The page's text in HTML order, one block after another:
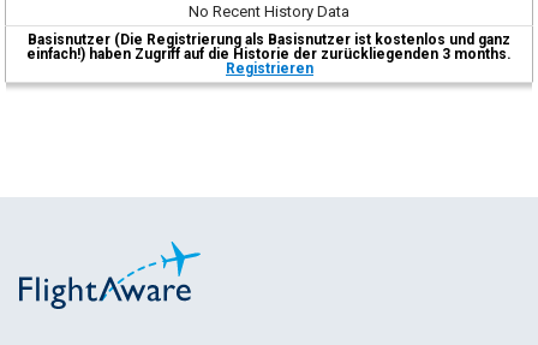
No Recent History Data
Basisnutzer (Die Registrierung als Basisnutzer ist kostenlos und ganz
einfach!) haben Zugriff auf die Historie der zurückliegenden 3 months.
Registrieren